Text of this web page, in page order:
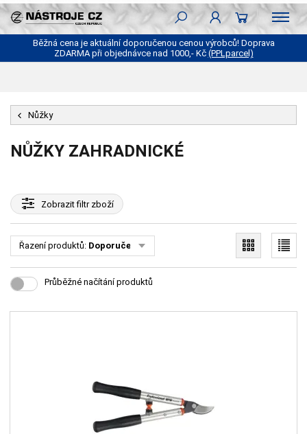
Běžná cena je aktuální doporučenou cenou výrobců! Doprava
ZDARMA při objednávce nad 1000,- Kč (PPLparcel)
Nůžky
NŮŽKY ZAHRADNICKÉ
Zobrazitfiltr zboží
Řazení produktů: Doporučené
Průběžné načítání produktů